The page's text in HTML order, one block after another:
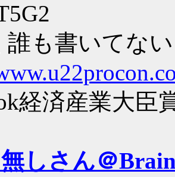
誰も書いてな
経済産業大臣
しさん＠